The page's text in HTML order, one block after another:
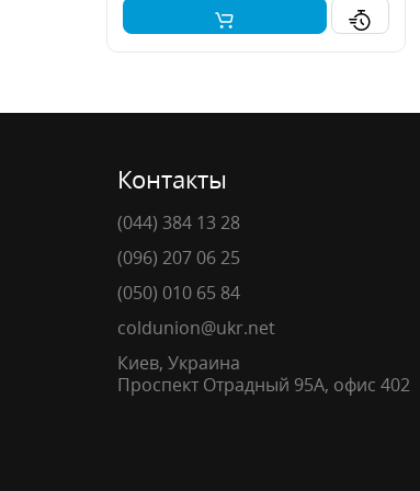
Контакты
(044) 384 13 28
(096) 207 06 25
(050) 010 65 84
coldunion@ukr.net
Киев, Украина
Проспект Отрадный 95А, офис 402